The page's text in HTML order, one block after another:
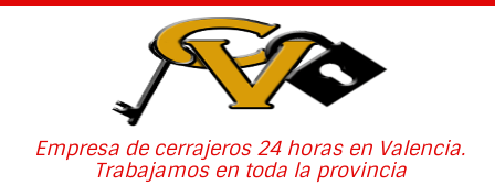
Empresa de cerrajeros 24 horas en Valencia.
Trabajamos en toda la provincia